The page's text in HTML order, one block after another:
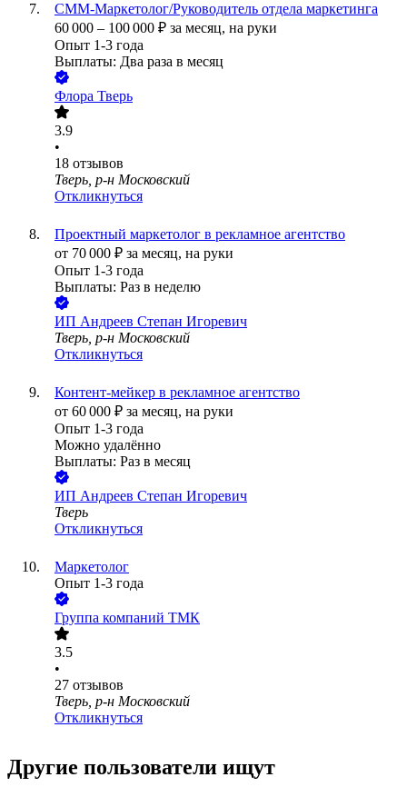
СММ-Маркетолог/Руководитель отдела маркетинга
60 000 – 100 000 ₽ за месяц, на руки
Опыт 1-3 года
Выплаты: Два раза в месяц
Флора Тверь
3.9
•
18 отзывов
Тверь, р-н Московский
Откликнуться
Проектный маркетолог в рекламное агентство
от 70 000 ₽ за месяц, на руки
Опыт 1-3 года
Выплаты: Раз в неделю
ИП Андреев Степан Игоревич
Тверь, р-н Московский
Откликнуться
Контент-мейкер в рекламное агентство
от 60 000 ₽ за месяц, на руки
Опыт 1-3 года
Можно удалённо
Выплаты: Раз в месяц
ИП Андреев Степан Игоревич
Тверь
Откликнуться
Маркетолог
Опыт 1-3 года
Группа компаний ТМК
3.5
•
27 отзывов
Тверь, р-н Московский
Откликнуться
Другие пользователи ищут